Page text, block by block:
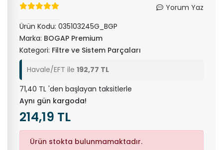
Yorum Yaz
Ürün Kodu: 035103245G_BGP
Marka: BOGAP Premium
Kategori: Filtre ve Sistem Parçaları
Havale/EFT ile 192,77 TL
71,40 TL 'den başlayan taksitlerle
Aynı gün kargoda!
214,19 TL
Ürün stokta bulunmamaktadır.